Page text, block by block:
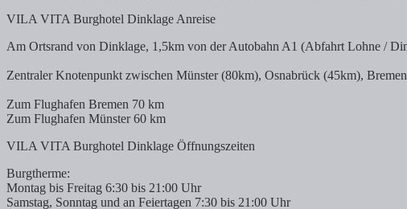
VILA VITA Burghotel Dinklage Anreise
Am Ortsrand von Dinklage, 1,5km von der Autobahn A1 (Abfahrt Lohne /
Zentraler Knotenpunkt zwischen Münster (80km), Osnabrück (45km),
Zum Flughafen Bremen 70 km
Zum Flughafen Münster 60 km
VILA VITA Burghotel Dinklage Öffnungszeiten
Burgtherme:
Montag bis Freitag 6:30 bis 21:00 Uhr
Samstag, Sonntag und an Feiertagen 7:30 bis 21:00 Uhr